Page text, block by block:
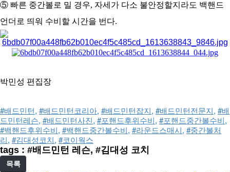
⑤ 빠른 중간볼로 밀 경우, 자세가 다소 불안정할지라도 백핸드
언더로 띄워 수비할 시간을 번다.
박민성 편집장
#배드민턴, #배드민턴코리아, #배드민턴잡지, #배드민턴전문지, #배
드민턴레슨, #배드민턴사진, #포핸드후위수비, #포핸드중간볼수비
#백핸드후위수비, #백핸드중간볼수비, #라운드스매시, #중간볼처
리, #김대성코치, #코이웍스
tags : #배드민턴 레슨, #김대성 코치
목록